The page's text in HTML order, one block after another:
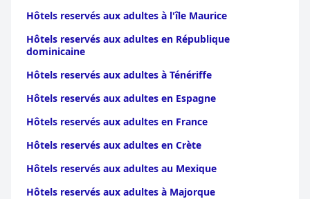
Hôtels reservés aux adultes à l'île Maurice
Hôtels reservés aux adultes en République
dominicaine
Hôtels reservés aux adultes à Ténériffe
Hôtels reservés aux adultes en Espagne
Hôtels reservés aux adultes en France
Hôtels reservés aux adultes en Crète
Hôtels reservés aux adultes au Mexique
Hôtels reservés aux adultes à Majorque